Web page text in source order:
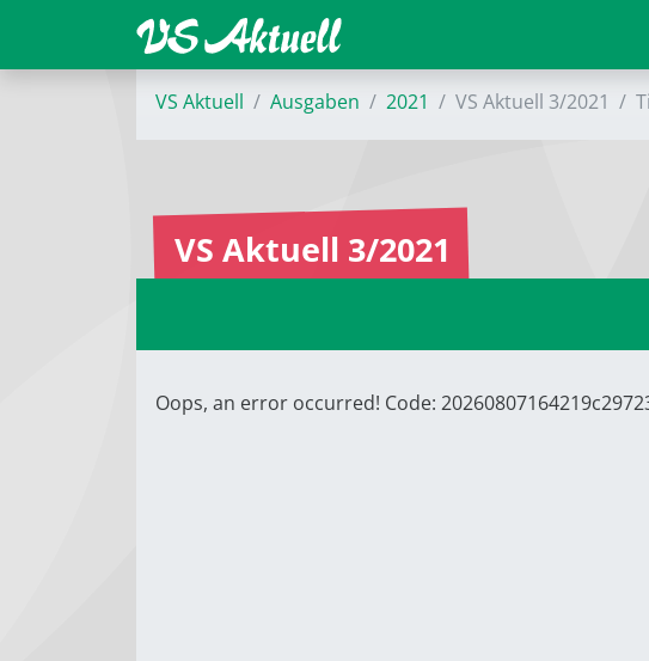
VS Aktuell Ausgaben 2021 VS Aktuell 3/2021
VS Aktuell 3/2021
Oops, an error occurred! Code: